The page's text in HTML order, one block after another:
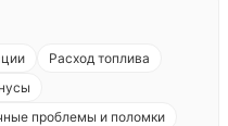
Расход топлива
проблемы и поломки